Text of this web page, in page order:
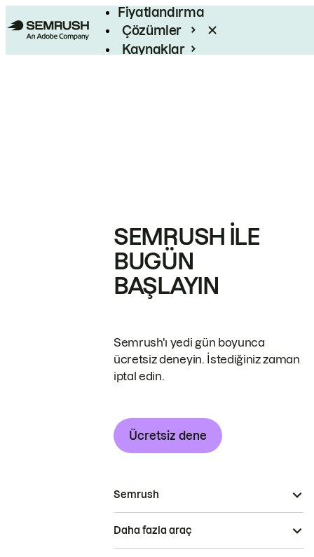
Fiyatlandırma
Çözümler
Kaynaklar
SEMRUSH ILE
BUGÜN
BAŞLAYIN
Semrush'ı yedi gün boyunca
ücretsiz deneyin. İstediğiniz zaman
iptal edin.
Ücretsiz dene
Semrush
Daha fazla araç